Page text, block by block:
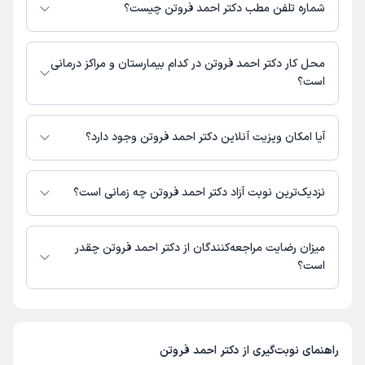
شماره تلفن مطب دکتر احمد فروتن چیست؟
مطب توحید : 03136240384
محل کار دکتر احمد فروتن در کدام بیمارستان و مراکز درمانی
است؟
اطلاعاتی درباره محل فعالیت دکتر احمد فروتن در مراکز درمانی در دسترس
نیست.
آیا امکان ویزیت آنلاین دکتر احمد فروتن وجود دارد؟
در حال حاضر دکتر احمد فروتن مشاوره پزشکی تلفنی فعال دارند.
نزدیک‌ترین نوبت آزاد دکتر احمد فروتن چه زمانی است؟
دکتر احمد فروتن از روز سه‌شنبه 20 مرداد 1405 بیمار جدید می‌پذیرند.
میزان رضایت مراجعه‌کنندگان از دکتر احمد فروتن چقدر
است؟
راهنمای نوبت‌گیری از دکتر احمد فروتن